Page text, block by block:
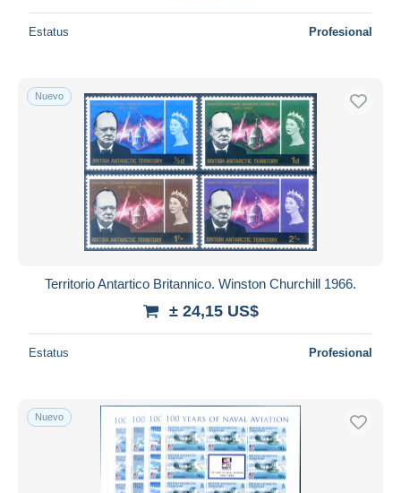
Estatus Profesional
Nuevo
Territorio Antartico Britannico. Winston Churchill 1966.
± 24,15 US$
Estatus Profesional
Nuevo